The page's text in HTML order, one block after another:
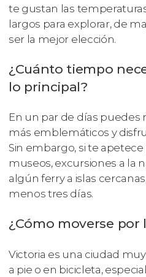
te gustan las
largos para explorar, de
ser la mejor elección.
¿Cuánto tiempo
lo principal?
En un par de días puedes
más emblemáticos y
Sin embargo, si te
museos, excursiones a la
algún ferry a islas
menos tres días.
¿Cómo moverse por
Victoria es una ciudad
a pie o en bicicleta,